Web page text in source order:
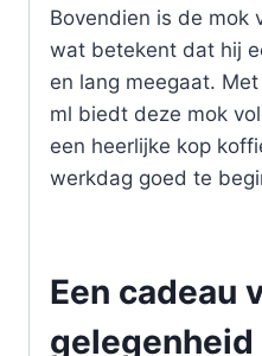
Bovendien is de mok
wat betekent dat hij
en lang meegaat.
ml biedt deze mok
een heerlijke kop
werkdag goed te
Een cadeau
gelegenheid